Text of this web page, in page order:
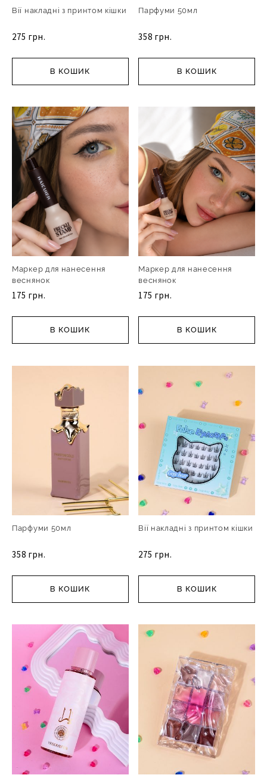
Вії накладні з принтом кішки
275 грн.
В КОШИК
Парфуми 50мл
358 грн.
В КОШИК
Маркер для нанесення
веснянок
175 грн.
В КОШИК
Маркер для нанесення
веснянок
175 грн.
В КОШИК
Парфуми 50мл
358 грн.
В КОШИК
Вії накладні з принтом кішки
275 грн.
В КОШИК